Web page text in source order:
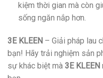
kiệm thời gian mà còn
sống ngăn nắp hơn.
3E KLEEN – Giải pháp lau
bạn! Hãy trải nghiệm sản
sự khác biệt mà 3E KLEEN